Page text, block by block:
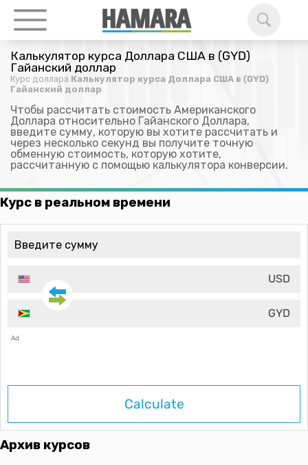
Калькулятор курса Доллара США в (GYD)
Гайанский доллар
Курс доллара Калькулятор курса Доллара США в (GYD)
Гайанский доллар
Чтобы рассчитать стоимость Американского
Доллара относительно Гайанского Доллара,
введите сумму, которую вы хотите рассчитать и
через несколько секунд вы получите точную
обменную стоимость, которую хотите,
рассчитанную с помощью калькулятора конверсии.
Курс в реальном времени
USD
GYD
Ad
Calculate
Архив курсов